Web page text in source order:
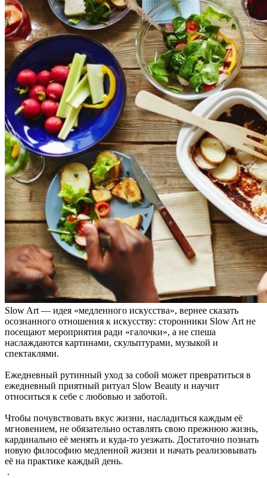
Slow Art — идея «медленного искусства», вернее сказать
осознанного отношения к искусству: сторонники Slow Art не
посещают мероприятия ради «галочки», а не спеша
наслаждаются картинами, скульптурами, музыкой и
спектаклями.
Ежедневный рутинный уход за собой может превратиться в
ежедневный приятный ритуал Slow Beauty и научит
относиться к себе с любовью и заботой.
Чтобы почувствовать вкус жизни, насладиться каждым её
мгновением, не обязательно оставлять свою прежнюю жизнь,
кардинально её менять и куда-то уезжать. Достаточно познать
новую философию медленной жизни и начать реализовывать
её на практике каждый день.
.